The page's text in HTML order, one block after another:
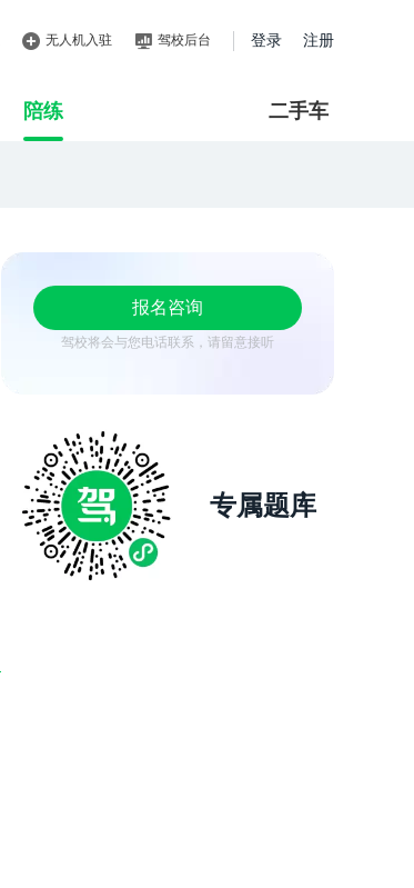
无人机入驻 驾校后台 登录 注册
陪练 二手车
报名咨询
驾校将会与您电话联系，请留意接听
专属题库